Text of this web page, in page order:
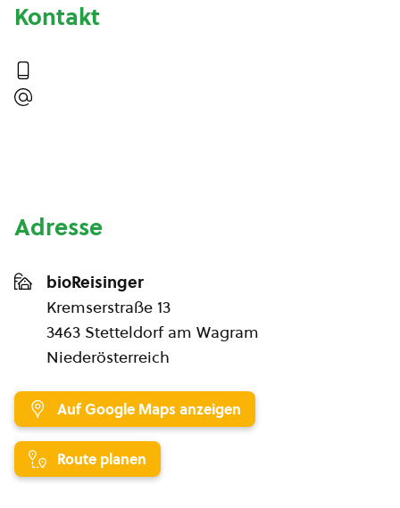
Kontakt
Adresse
bioReisinger
Kremserstraße 13
3463 Stetteldorf am Wagram
Niederösterreich
Auf Google Maps anzeigen
Route planen